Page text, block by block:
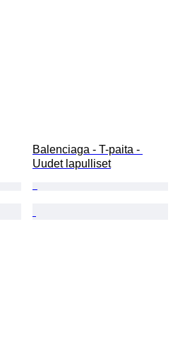
Balenciaga - T-paita -
Uudet lapulliset